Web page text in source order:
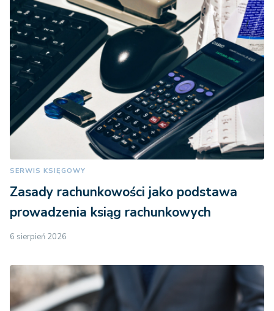
SERWIS KSIĘGOWY
Zasady rachunkowości jako podstawa
prowadzenia ksiąg rachunkowych
6 sierpień 2026